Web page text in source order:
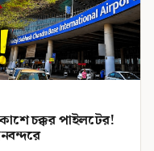
চক্কর পাইলটের!